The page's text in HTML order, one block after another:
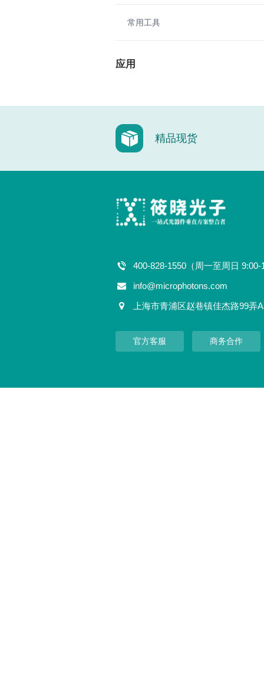
常用工具
应用
精品现货
400-828-1550（周一至周日 9:00-
info@microphotons.com
上海市青浦区赵巷镇佳杰路99弄
官方客服 商务合作